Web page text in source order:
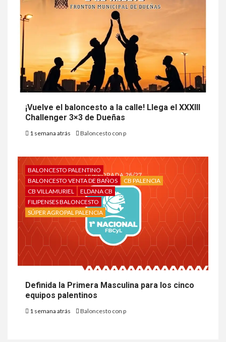
¡Vuelve el baloncesto a la calle! Llega el XXXIII
Challenger 3×3 de Dueñas
1 semana atrás Baloncesto con p
BALONCESTO PALENTINO
BALONCESTO VENTA DE BAÑOS
CB PALENCIA
CB VILLAMURIEL
ELDANA CB
FILIPENSES BALONCESTO
SÚPER AGROPAL PALENCIA
Definida la Primera Masculina para los cinco
equipos palentinos
1 semana atrás Baloncesto con p